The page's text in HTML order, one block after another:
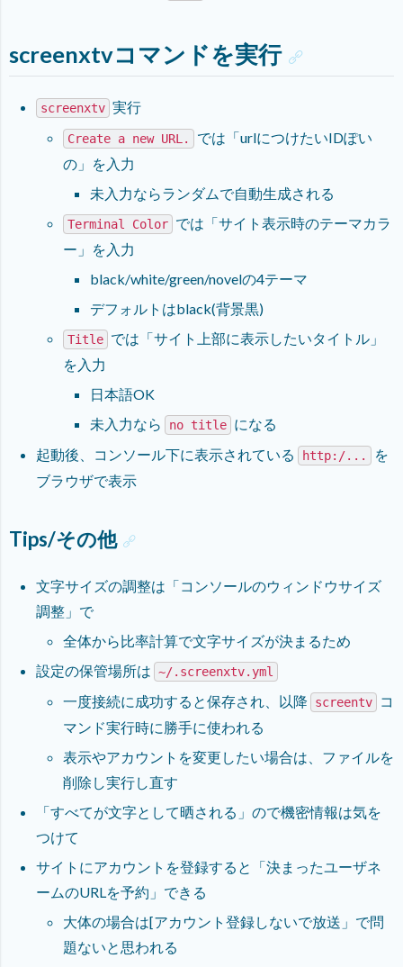
screenxtvコマンドを実行
screenxtv 実行
Create a new URL.
では「urlにつけたいIDぽい
の」を入力
未入力ならランダムで自動生成される
Terminal Color では「サイト表示時のテーマカラ
ー」を入力
black/white/green/novelの4テーマ
デフォルトはblack(背景黒)
Title では「サイト上部に表示したいタイトル」
を入力
日本語OK
未入力なら
no title になる
起動後、コンソール下に表示されている
http:/...
を
ブラウザで表示
Tips/その他
文字サイズの調整は「コンソールのウィンドウサイズ
調整」で
全体から比率計算で文字サイズが決まるため
設定の保管場所は ~/.screenxtv.yml
一度接続に成功すると保存され、以降 screentv
コ
マンド実行時に勝手に使われる
表示やアカウントを変更したい場合は、ファイルを
削除し実行し直す
「すべてが文字として晒される」ので機密情報は気を
つけて
サイトにアカウントを登録すると「決まったユーザネ
ームのURLを予約」できる
大体の場合は[アカウント登録しないで放送」で問
題ないと思われる